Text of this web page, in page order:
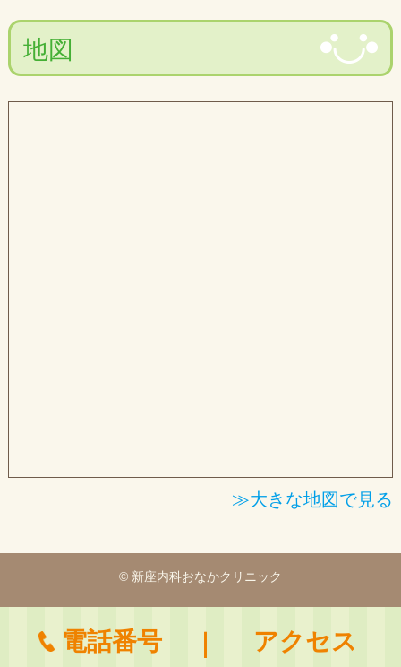
地図
≫大きな地図で見る
電話番号 アクセス
© 新座内科おなかクリニック